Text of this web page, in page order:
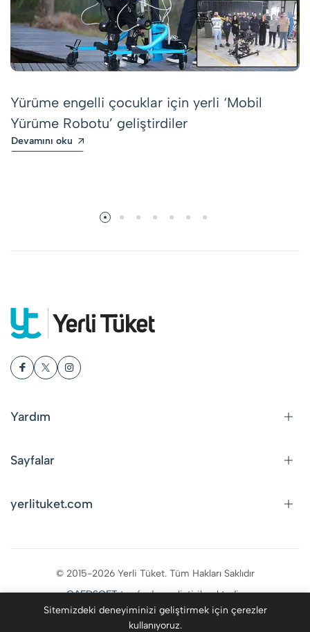
Yürüme engelli çocuklar için yerli ‘Mobil
Yürüme Robotu’ geliştirdiler
Devamını oku
Yardım
Sayfalar
yerlituket.com
© 2015-2026 Yerli Tüket. Tüm Hakları Saklıdır
CAFDSOFTtarafından geliştirilmektedir.
Sitemizdeki deneyiminizi geliştirmek için çerezler
kullanıyoruz.